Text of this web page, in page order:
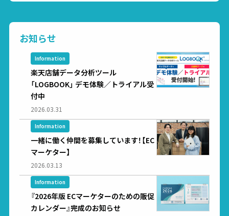
お知らせ
Information
楽天店舗データ分析ツール
「LOGBOOK」 デモ体験／トライアル受
付中
2026.03.31
Information
一緒に働く仲間を募集しています！【EC
マーケター】
2026.03.13
Information
『2026年版 ECマーケターのための販促
カレンダー』完成のお知らせ